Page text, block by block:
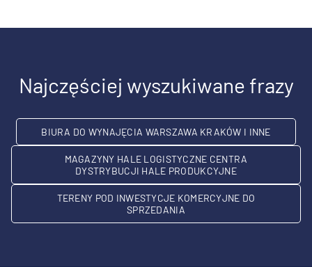
Najczęściej wyszukiwane frazy
BIURA DO WYNAJĘCIA WARSZAWA KRAKÓW I INNE
MAGAZYNY HALE LOGISTYCZNE CENTRA
DYSTRYBUCJI HALE PRODUKCYJNE
TERENY POD INWESTYCJE KOMERCYJNE DO
SPRZEDANIA